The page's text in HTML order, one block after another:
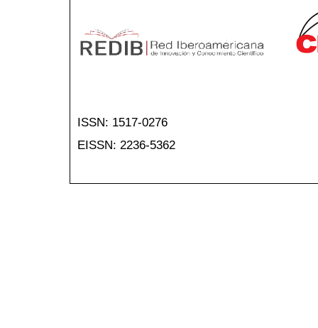
ISSN: 1517-0276
EISSN: 2236-5362